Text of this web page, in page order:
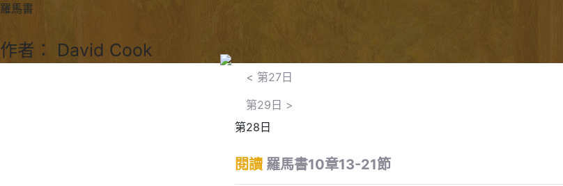
羅馬書
作者： David Cook
< 第27日
第29日 >
第28日
閱讀 羅馬書10章13-21節